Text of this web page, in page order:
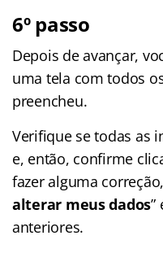
6º passo
Depois de avançar,
uma tela com todos
preencheu.
Verifique se todas as
e, então, confirme
fazer alguma
alterar meus dados”
anteriores.